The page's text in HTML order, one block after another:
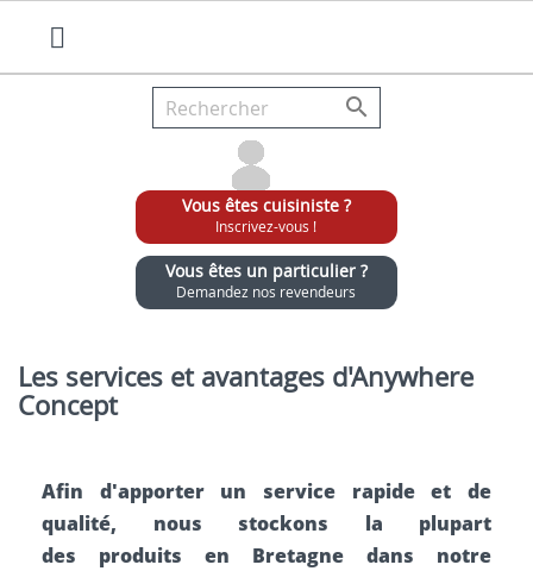

Vous êtes cuisiniste ?
Inscrivez-vous !
Vous êtes un particulier ?
Demandez nos revendeurs
Les services et avantages d'Anywhere
Concept
Afin d'apporter un service rapide et de
qualité, nous stockons la plupart
des produits en Bretagne dans notre